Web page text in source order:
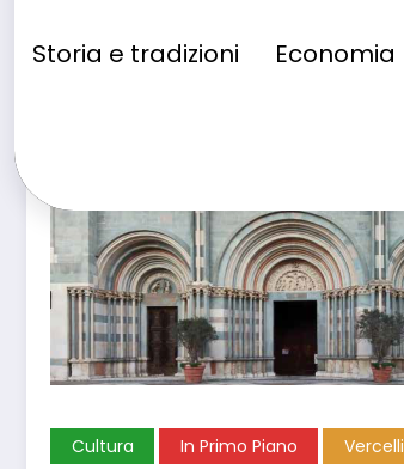
Storia e tradizioni Economia
Cultura In Primo Piano Vercelli